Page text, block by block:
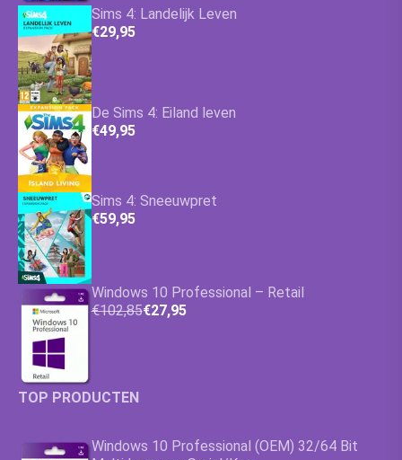
Sims 4: Landelijk Leven
€29,95
De Sims 4: Eiland leven
€49,95
Sims 4: Sneeuwpret
€59,95
Windows 10 Professional – Retail
€102,85€27,95
TOP PRODUCTEN
Windows 10 Professional (OEM) 32/64 Bit